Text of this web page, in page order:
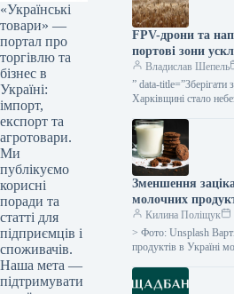
«Українські
товари» —
портал про
торгівлю та
бізнес в
Україні:
імпорт,
експорт та
агротовари.
Ми
публікуємо
корисні
поради та
статті для
підприємців і
споживачів.
Наша мета —
підтримувати
FPV-дрони та
портові зони
діяльність
Харківської
КУРКУЛЬ
Владислав Шепель
” data-title=”Зберігати
Харківщині стало
url=”https://kurkul.com/
zberigati-zerno-na-
nebezpechno–fermer”>
врожай на Харківщині
ризиковано —
Зменшення
молочних
Україні, восени
підвищення
10% – АВМ
Килина Поліщук
> Фото: Unsplash
продуктів в Україні